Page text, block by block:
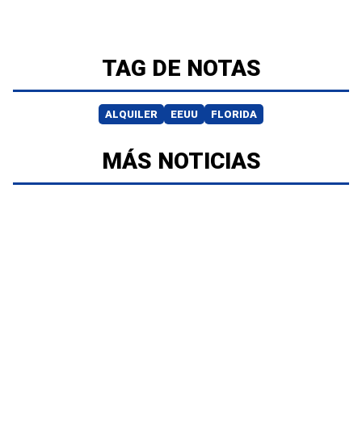
TAG DE NOTAS
ALQUILER EEUU FLORIDA
MÁS NOTICIAS